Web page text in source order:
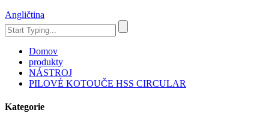
Angličtina
Domov
produkty
NÁSTROJ
PILOVÉ KOTOUČE HSS CIRCULAR
Kategorie